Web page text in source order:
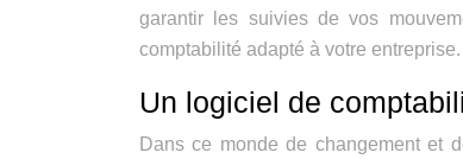
garantir les suivies de vos
comptabilité adapté à votre entreprise.
Un logiciel de
Dans ce monde de changement et